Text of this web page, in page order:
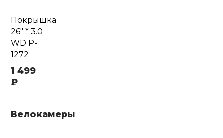
Покрышка
26" * 3.0
WD P-
1272
1 499
₽
Велокамеры